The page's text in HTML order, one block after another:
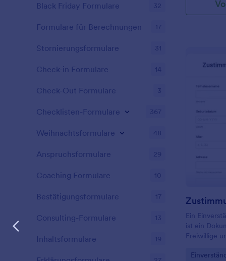
Ein
ist ein
Freiwillige
verstehen
Go to
Black Friday Formulare 32
Formulare für Berechnungen 17
Stornierungsformulare 31
Check-in Formulare 14
Check-Out Formulare 3
Checklisten-Formulare 367
Weihnachtsformulare 48
Anspruchsformulare 29
Coaching Formulare 10
Bestätigungsformulare 17
Consulting-Formulare 13
Inhaltsformulare 19